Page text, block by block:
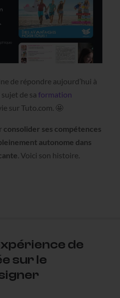
de répondre aujourd’hui à
de sa formation
sur Tuto.com. 🤩
consolider ses compétences
autonome dans
. Voici son histoire.
de
sur le